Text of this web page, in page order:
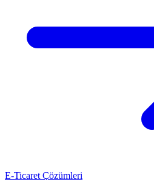
E-Ticaret Çözümleri